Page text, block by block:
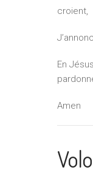
croient,
En
Amen